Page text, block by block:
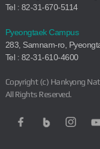
Tel : 82-31-670-5114
Pyeongtaek Campus
283, Samnam-ro,
Tel : 82-31-610-4600
Copyright (c) Hankyong
All Rights Reserved.